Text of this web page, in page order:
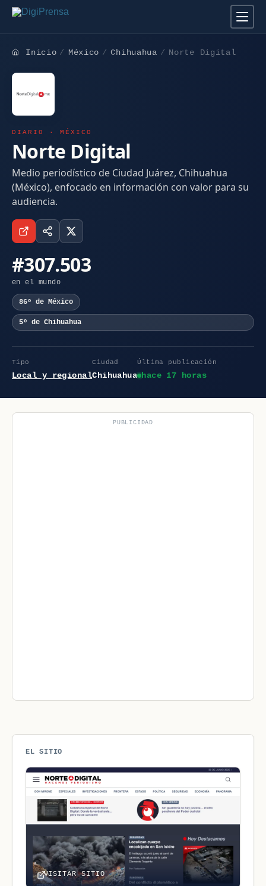
Inicio México Chihuahua Norte Digital
DIARIO · MÉXICO
Norte Digital
Medio periodístico de Ciudad Juárez, Chihuahua
(México), enfocado en información con valor para su
audiencia.
#307.503
en el mundo
86º de México
5º de Chihuahua
Tipo
Local y regional
Ciudad
Chihuahua
Última publicación
hace 17 horas
PUBLICIDAD
EL SITIO
VISITAR SITIO